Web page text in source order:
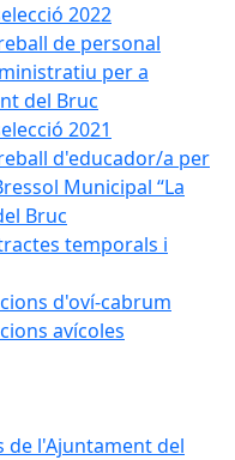
2022
de personal
per a
del Bruc
2021
d'educador/a per
Municipal “La
Bruc
temporals i
d'oví-cabrum
avícoles
de l'Ajuntament del